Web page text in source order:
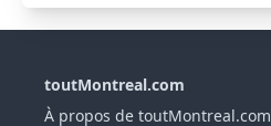
toutMontreal.com
À propos de toutMontreal.com